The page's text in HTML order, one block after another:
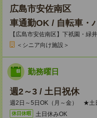
広島市安佐南区
車通勤OK / 自転車・
【広島市安佐南区】下祇園・緑
＜シニア向け施設＞
勤務曜日
週2～3 / 土日祝休
週2日～5日OK（月～金） ★土
休日休暇 土日休みOK